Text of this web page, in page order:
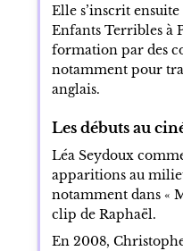
Elle s’inscrit
Enfants Terribles à
formation par des
notamment pour
anglais.
Les débuts au
Léa Seydoux
apparitions au
notamment dans «
clip de Raphaël.
En 2008,